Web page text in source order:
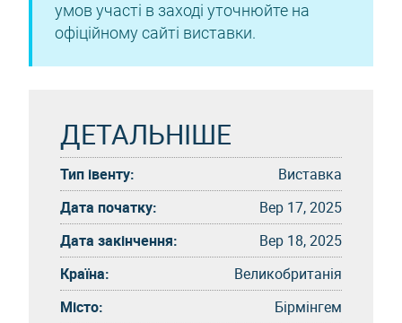
умов участі в заході уточнюйте на
офіційному сайті виставки.
ДЕТАЛЬНІШЕ
Тип івенту:
Виставка
Дата початку:
Вер 17, 2025
Дата закінчення:
Вер 18, 2025
Країна:
Великобританія
Місто:
Бірмінгем